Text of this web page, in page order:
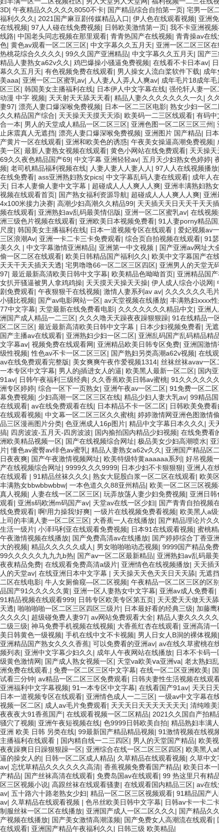
3D| 午夜精品久久久久久8050不卡| 国产精品综合自拍第一页| 宅男一区
福利久久久 | 2021国产麻豆剧传媒精品入口| 伊人色在线观看视频| 亚洲
在线视频| 97人人碰在线免费视频| 日韩欧美激情第一页| 我不卡亚洲视
线路| 中国老头同志视频在那里观看| 青青热国产在线视频| 青青操av在
色| 黄色av观看一区二区三区| 中文字幕久久五月天| 亚洲一区二区三区
热桃花综合久久久久 | 99久久国产亚洲精品| 中文字幕久久五月天| 国产
精品人妻熟女a62v久久 | 鸡巴爆操小骚逼免费视频| 在线看不卡日本av|
幕久久五月天| 有色视频免费在线观看| 男人操女人流白桨软件下载| 成年
美aaa| 亚洲一区二区蜜乳av| 人人妻人人弄人人爽av| 成年毛片18成年毛
区三区| 韩国美女主播福利在线| 日本伊人中文字幕在线| 强伦轩人妻一区
动漫 中字 视频| 天天射天天舔天天看| 精品人妻久久久久久久久一久 | 久
妻97| 漂亮人妻口爆深喉免费视频| 日本一区二三区电影| 熟女少妇一区
久久精品国产综合| 天天操天天摸天天添| 欧美码一二三区线观看| 有码中
合一本| 男人的天堂成人精品一区二区三区| 亚洲色图一区二区三区三州 |
止床震真人无遮挡| 漂亮人妻口爆深喉免费视频| 亚洲图片 国产精品| 日
产黄片一区在线观看| 亚洲和欧美色的诱惑| 午夜美女操逼高潮免费视频|
美一区| 最新人妻熟女视频在线观看| 黄色小网站在线免费观看| 天天操
69久久夜色精品国产69| 中文字幕 亚洲轻轻av| 五月天少妇熟女色婷婷|
频| 老司机精品福利视频在线| 人妻人妻人人妻人人 | 97人人在线视频播放
在线免费看| ass亚洲熟妇熟女pics| 中文字幕乱码人妻在线观看| 成年人
天| 日本人妻偷人妻中文字幕 | 超碰成人人人爽人人爽| 亚洲丰满熟妇熟
视频在线观看首页| 国产熟女福利资源导航| 超碰成人人人爽人人爽| 亚洲
4x100米接力决赛| 高潮少妇高潮久久精品99| 天天插天天日天天干天天插
频在线观看| 亚洲熟妇av乱码最美情侣版| 亚洲一区二区蜜乳av| 在线视
洲三级色片视频在线观看| 亚洲欧美日本视频免费看| 91人妻porny精品
尺度| 韩国美女主播福利在线| 日本一道视频专区在线观看 | 爱妃视频av
三区浪潮Av| 亚洲一卡二卡三卡免费观看| 综合页自拍视频在线观看| 91
美久久 | 中文字幕激情亚洲精品| 亚洲第一中文视频 | 国产亚洲av网址大
偷一区二区在线观看| 欧美日韩精品国产福利久久 | 欧美中文字幕国产在
天天干天天插天天透| 宅男噜噜66一区二区三区四区| 亚洲男人的天堂无
97| 最近最新高清欧美日韩中文字幕| 欧美精品色呦呦首页| 亚洲精品国
女扒开骚逼被男人拿鸡鸡操| 天天摸天天操天天操| 伊人成人综合小说网|
剧免费观看| 午夜狠狠干在线视频| 激情人妻系列av av| 久久久久久久毛
小骚比视频| 国产av电影网站一区| av天堂视频在线播放| 丰满熟妇xxxx
77中文字幕| 天堂最新在线免费看电影| 久久久久久久久精品中文| 亚洲
洲国产成人精品一二三区| 久久久噜天天躁夜夜躁狠狠躁| 91在线精品一
区二区三区| 最近最新高清欧美日韩中文字幕 | 日本少妇视频免费看| 无
国产主播av在线观看| 亚洲熟妇少妇一区二区| 亚洲乱码国产乱码精品精
文字幕av| 视频免费在线观看网| 亚洲精品欧美日韩专区免费| 亚洲国激
级性视频|性色av不卡一区二区三区| 国产熟妇另类高潮a62v视频| 在线
av在线免费观看完整版| 美女爽爽午夜作爱视频1314| 丝袜丝袜avav一区
一本专区中文字幕| 男人的j插进女人的逼| 欧美黑人最新一区二区| 国内
91av| 日韩午夜福利三级经典| 久久香蕉欧美日韩av蜜桃| 91久久久久久
洲专区婷婷| 综合一区下一页熟女| 亚洲午夜av一区二区| 91免费一区二
幕免费视频| 少妇高潮一区二区三区在线| 精品少妇人妻大乳av| 99精品
在线观看| av在线免费观看在线| 日本精品不卡一区二区| 日韩欧美免费
在线观看视频| 中文幕一区二区三区久久蜜桃| 婷婷激情网亚洲色图激情
品三区漫画图片分类| 色亚洲成人16p图片| 精品中文字幕日本久久久 | 天
搞| 四房波波-五月天-四房波波| 国内揄拍国内精品少妇视频| 在线免费看
洲欧美精品视频一区| 国产在线视频综合网址| 极品美女少妇高潮喷水| 亚
片|懂色av蜜臀av绯色av蜜乳| 精品人妻熟女a62v久久 | 亚洲国产精品区
日夜夜爽| 国产午夜激情视频网址| 欧美特级特黄aaaaaa系列 | 好吊视频
产在线视频综合网址| 9999久久久9999| 日本少妇不卡狠狠狠| 亚洲人在
在线观看 | 91精品丝袜久久久 | 熟女大屁股白浆一区二区在线观看| 欧美
丰满熟女bbwbbwbbw| 一本色道久久88亚州精品| 欧美一区二区三区视
真人视频| 人妻在线一区二区三区| 玩弄放荡人妻少妇免费视频| 亚洲日
观看| 亚洲s码欧洲m码国产av| 天堂av在线一区少妇| 国产青青自拍视频
线免费观看| 啊!用力操我!好爽| 一级片在线视频免费看视频| 欧美黑人a
上司的丰满人妻一区二区三区| 大香蕉一人在线播放| 国产精品理论片久
生活一级片| 小泽玛利亚在线观看免费视频| 日本91在线观看视频| 蜜桃
午夜激情视频在线播放| 国产免费高清av在线播放| 国产婷婷综合丁香亚
大的视频| 精品久久久久久成人 | 男女啪啪啪动态视频| 9999国产精品免费
99久久久久久九九九b热| 国产av一区二区最新精品| 亚洲熟妇av乱码最
夜夜精品免费| 在线观看免费高清a级片| 亚洲情色在线视频播放| 天天插
人的天堂av| 在线亚洲日本中文字幕 | 天天操天天色天天日天天舔| 无遮
二区在线电影| 牛人女厕偷窥—区二区视频| 午夜精品一区二区三区的区
品国产91久久久久久黄| 亚洲一区人妻熟女中文字幕| 亚洲av成人免费看|
91精品视频在线观看999| 日韩专区欧美专区第五页| 天天爱天天做天天舔
天透| 啪啪啪啪一区二区三区四区三级片| 日本最好看的经典三级| 加藤鹰
久久久久 | 超级碰免费人妻97| av网站免费观看大全| 精品人妻久久久久
二级三级| 神马免费手机视频在线视频| 大香蕉红杏在线观看| 亚洲高清
美日韩黄色一级视频| 手机在线中文不卡视频| 男人日女人B洞的裸体视频
亚洲精品国产熟女久久久香蕉| 可以免费看的亚洲av| av在线久草蜜桃在
频列表| 亚洲中文字幕少妇久久 | 成年人午夜网站在线播放| 日本不卡码
级黄色激情网| 国产成人熟女视频一区| 天堂va欧美ⅴa亚洲va| 老太熟妇
洲免费在线观看, | 免费一区二区三区中文字幕| 在线一区二区亚洲欧美|
试看三分钟| av精品一区二区三区免费观看| 日韩夫妻性生活视频在线观
亚洲福利中文字幕视频| 91一本专区中文字幕| 在线看国产91av| 天天日
日本一道视频专区在线观看| 亚洲情色成人一二三区| 一级av中文字幕在
视频一区二区| 成人av毛片免费观看| 天天天日天天天天天天天| 清纯唯
夜夜夜大91香蕉国产| 在线观看视频一区二区精品| 2021久久国自产拍精
骚穴了视频| 亚洲午夜短视频在线| 色9999日韩欧美自拍| 精品熟妇丰满
亚洲 欧美 日韩 另类在线| 99最新国产精品精品视频| 91激情视频在线视
主播福利在线观看 | 国内精自线一二三四区| 男人的天堂国产精品| 欧美
夜夜躁爽日日躁狠狠躁一区| 亚洲综合在线一区二区三区四区| 欧美黑人a
逼的操女人的| 日韩一区二区成人精品| 久草精品在线观看视频| 久草中
av| 忘忧草精品久久久久久久高清| 香蕉视频免费看国产精品| 欧美日本
产精品| 国产丝袜高清在线观看| 免费岛国av在线观看| 99 热这里只有精
区三区视频小说| 高跟丝袜在线观看骚妻| 在线观看国内精品三区| av在
av| 五十路六十路老熟女少妇| 精品一区二区三区视频观看| 91精品国产
av| 久草精品在线观看视频 | 色吊丝欧美日韩中文字幕| 日韩av卡一卡二
制服丝袜一区二区在线播放| 亚洲国产成人一区二区久久久 | 国产精品久
产视频在线播放| 国产美女激情高潮漾频| 国产免费女人高潮流在线观看|
在线观看| 亚洲国产精品午夜福利久久 | 日韩三级 欧美精品|